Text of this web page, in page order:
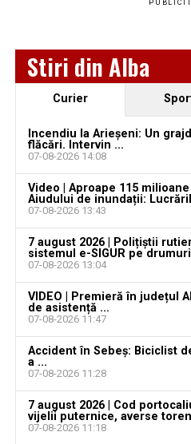
august 2026. AJOFM
vacante
Locuri de muncă în
vacante
Locuri de muncă în
2026. AJOFM Alba a
vacante
Bărbat de 30 de ani din
ce și-ar fi agresat și
Stiri din Alba
Curier
Incendiu la Arieșeni: Un
flăcări. Intervin ...
07-08-2026 14:08
Video | Aproape 115
Aiudului de inundații:
07-08-2026 13:43
7 august 2026 | Polițiștii
sistemul e-SIGUR pe
07-08-2026 13:04
VIDEO | Premieră în județul
de asistență ...
07-08-2026 11:47
Accident în Sebeș: Biciclist
a ...
07-08-2026 11:28
7 august 2026 | Cod
vijelii puternice, averse
07-08-2026 11:18